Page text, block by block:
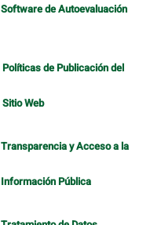
Software de Autoevaluación
Políticas de Publicación del
Sitio Web
Transparencia y Acceso a la
Información Pública